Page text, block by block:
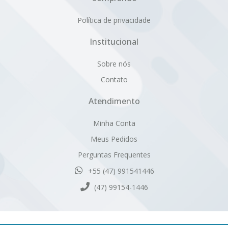
Sobre nós
Minha Conta
Perguntas Frequentes
+55 (47) 991541446
(47) 99154-1446
Cativa Têxtil Indústria e Comércio Ltda. | CNPJ: 80.959.513/0001-
63 | Inscrição Estadual: 251.735.346